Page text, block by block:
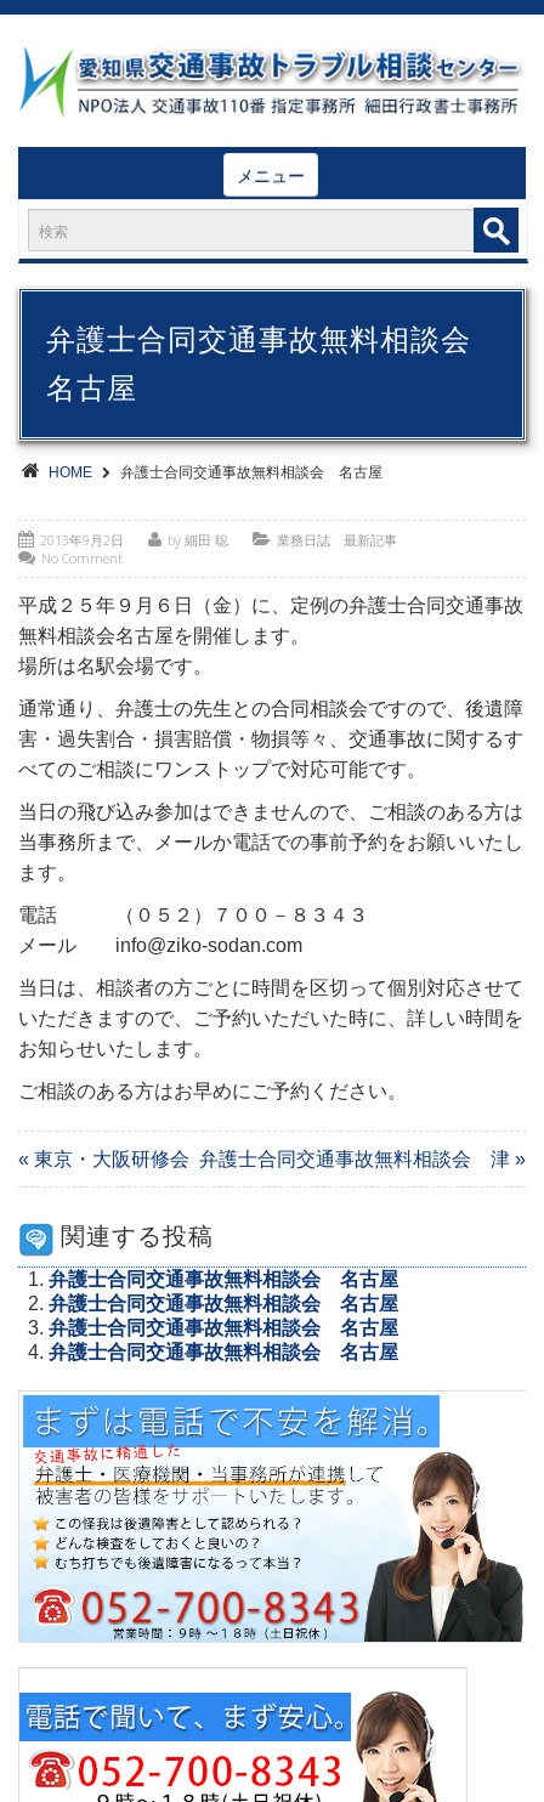
メニュー
弁護士合同交通事故無料相談会
名古屋
HOME 弁護士合同交通事故無料相談会 名古屋
2013年9月2日 by 細田 聡
業務日誌 最新記事
No Comment
平成２５年９月６日（金）に、定例の弁護士合同交通事故
無料相談会名古屋を開催します。
場所は名駅会場です。
通常通り、弁護士の先生との合同相談会ですので、後遺障
害・過失割合・損害賠償・物損等々、交通事故に関するす
べてのご相談にワンストップで対応可能です。
当日の飛び込み参加はできませんので、ご相談のある方は
当事務所まで、メールか電話での事前予約をお願いいたし
ます。
電話 （０５２）７００－８３４３
メール info@ziko-sodan.com
当日は、相談者の方ごとに時間を区切って個別対応させて
いただきますので、ご予約いただいた時に、詳しい時間を
お知らせいたします。
ご相談のある方はお早めにご予約ください。
« 東京・大阪研修会 弁護士合同交通事故無料相談会 津 »
関連する投稿
弁護士合同交通事故無料相談会 名古屋
弁護士合同交通事故無料相談会 名古屋
弁護士合同交通事故無料相談会 名古屋
弁護士合同交通事故無料相談会 名古屋